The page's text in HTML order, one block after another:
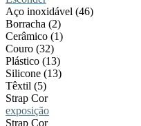
Aço inoxidável (46)
Borracha (2)
Cerâmico (1)
Couro (32)
Plástico (13)
Silicone (13)
Têxtil (5)
Strap Cor
exposição
Strap Cor